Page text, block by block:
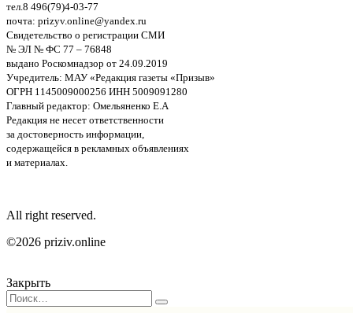
тел.8 496(79)4-03-77
почта: prizyv.online@yandex.ru
Свидетельство о регистрации СМИ
№ ЭЛ № ФС 77 – 76848
выдано Роскомнадзор от 24.09.2019
Учредитель: МАУ «Редакция газеты «Призыв»
ОГРН 1145009000256 ИНН 5009091280
Главный редактор: Омельяненко Е.А
Редакция не несет ответственности
за достоверность информации,
содержащейся в рекламных объявлениях
и материалах.
All right reserved.
©2026 priziv.online
Закрыть